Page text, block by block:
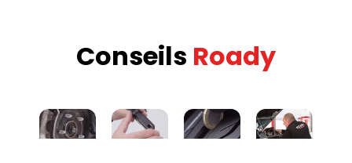
Conseils Roady